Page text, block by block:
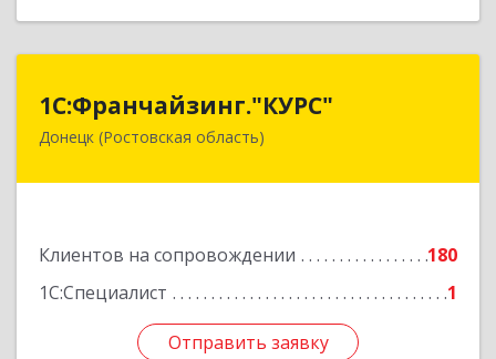
1С:Франчайзинг."КУРС"
Донецк (Ростовская область)
Клиентов на сопровождении
180
1С:Специалист
1
Отправить заявку
1С:Франчайзинг."КУРС"
346330, Ростовская обл, Донецк г, Благодатный
Отправить заявку